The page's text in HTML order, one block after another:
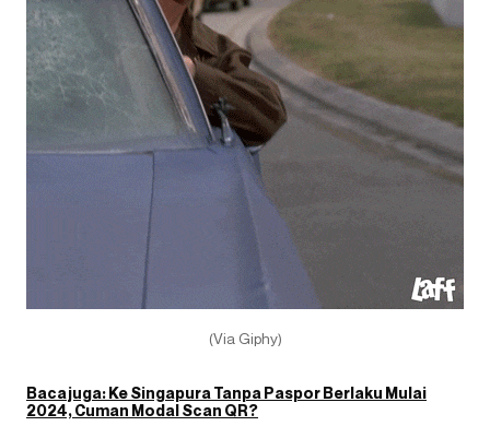
(Via Giphy)
Baca juga:Ke Singapura Tanpa Paspor Berlaku Mulai
2024, Cuman Modal Scan QR?